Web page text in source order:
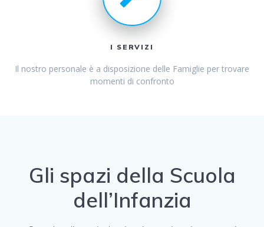
I SERVIZI
Il nostro personale è a disposizione delle Famiglie per trovare
momenti di confronto
Gli spazi della Scuola
dell’Infanzia